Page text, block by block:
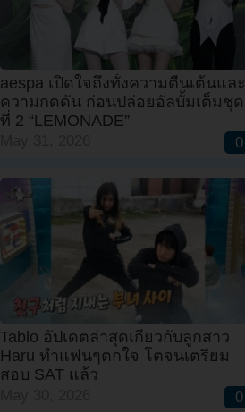
aespa เปิดใจถึงทั้งความตื่นเต้นและ
ความกดดัน ก่อนปล่อยอัลบั้มเต็มชุด
ที่ 2 “LEMONADE”
0
Tablo อัปเดตล่าสุดเกี่ยวกับลูกสาว
Haru ทำแฟนๆตกใจ โตจนเตรียม
สอบ SAT แล้ว
0